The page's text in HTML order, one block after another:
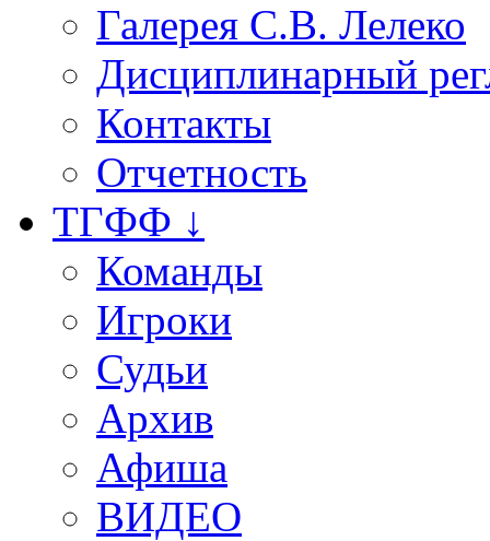
Галерея С.В. Лелеко
Дисциплинарный
Контакты
Отчетность
ТГФФ ↓
Команды
Игроки
Судьи
Архив
Афиша
ВИДЕО